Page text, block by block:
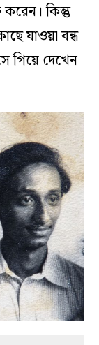
কিন্তু
যাওয়া বন্ধ
গিয়ে দেখেন